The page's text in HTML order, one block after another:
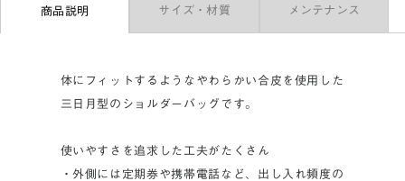
商品説明 サイズ・材質 メンテナンス
体にフィットするようなやわらかい合皮を使用した
三日月型のショルダーバッグです。
使いやすさを追求した工夫がたくさん
・外側には定期券や携帯電話など、出し入れ頻度の